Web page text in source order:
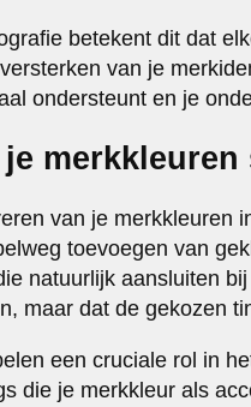
betekent dit dat
van je
ondersteunt en je
van je merkkleuren
toevoegen van
natuurlijk aansluiten
maar dat de gekozen
een cruciale rol in
die je merkkleur als